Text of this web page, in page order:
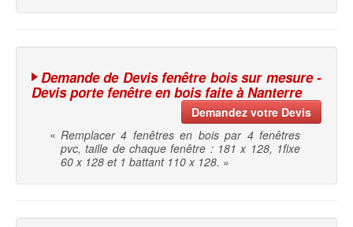
Demande de Devis fenêtre bois sur mesure -
Devis porte fenêtre en bois faite à Nanterre
Demandez votre Devis
« Remplacer 4 fenêtres en bois par 4 fenêtres
pvc, taille de chaque fenêtre : 181 x 128, 1fixe
60 x 128 et 1 battant 110 x 128. »